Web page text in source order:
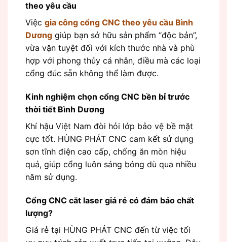
theo yêu cầu
Việc gia công cổng CNC theo yêu cầu Bình
Dương giúp bạn sở hữu sản phẩm “độc bản”,
vừa vặn tuyệt đối với kích thước nhà và phù
hợp với phong thủy cá nhân, điều mà các loại
cổng đúc sẵn không thể làm được.
Kinh nghiệm chọn cổng CNC bền bỉ trước
thời tiết Bình Dương
Khí hậu Việt Nam đòi hỏi lớp bảo vệ bề mặt
cực tốt. HÙNG PHÁT CNC cam kết sử dụng
sơn tĩnh điện cao cấp, chống ăn mòn hiệu
quả, giúp cổng luôn sáng bóng dù qua nhiều
năm sử dụng.
Cổng CNC cắt laser giá rẻ có đảm bảo chất
lượng?
Giá rẻ tại HÙNG PHÁT CNC đến từ việc tối